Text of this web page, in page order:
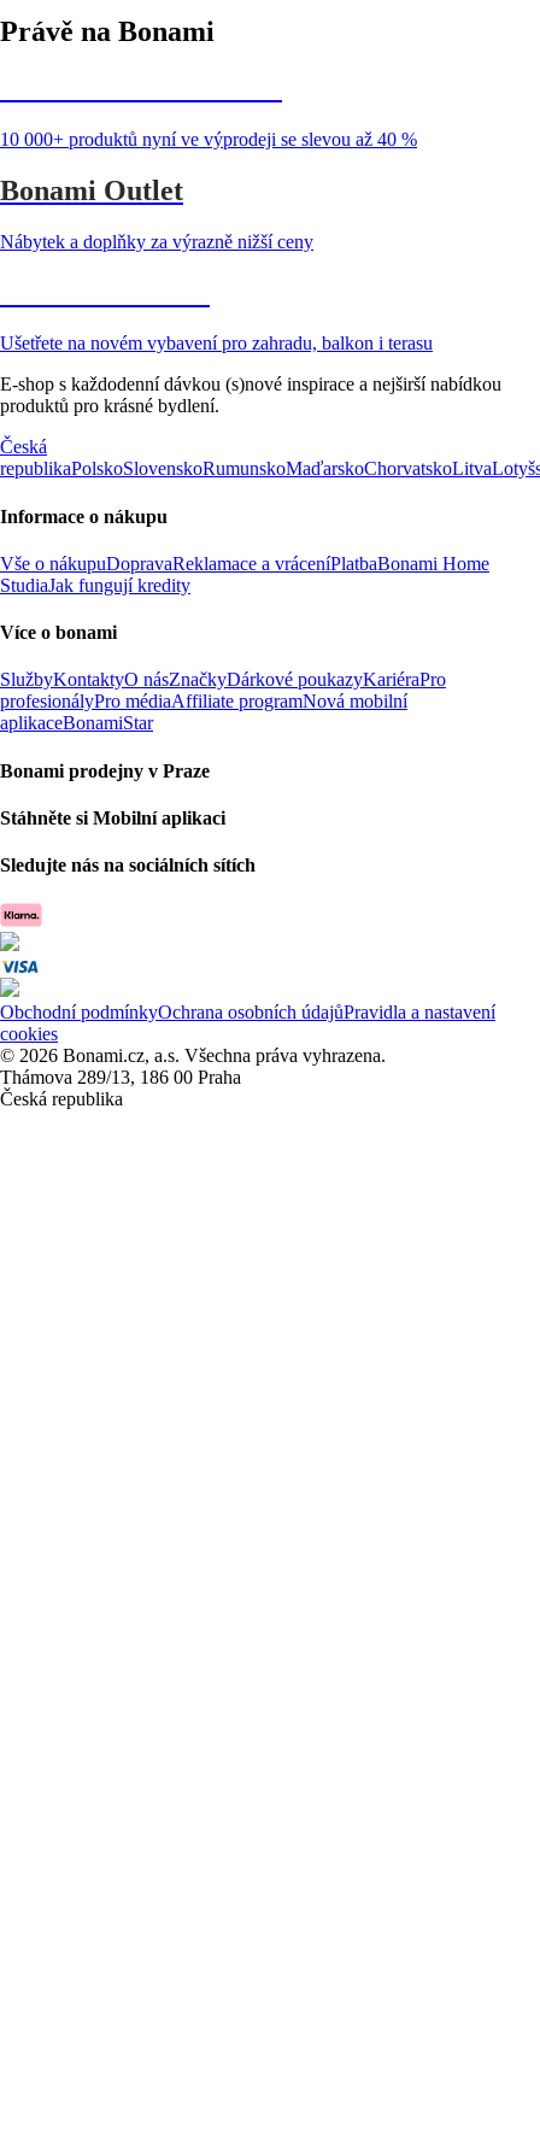
Právě na Bonami
10 000+ produktů nyní ve výprodeji se slevou až 40 %
Bonami Outlet
Nábytek a doplňky za výrazně nižší ceny
Ušetřete na novém vybavení pro zahradu, balkon i terasu
E-shop s každodenní dávkou (s)nové inspirace a nejširší nabídkou
produktů pro krásné bydlení.
Česká
republikaPolskoSlovenskoRumunskoMaďarskoChorvatskoLitva
Informace o nákupu
Vše o nákupuDopravaReklamace a vráceníPlatbaBonami Home
StudiaJak fungují kredity
Více o bonami
SlužbyKontaktyO násZnačkyDárkové poukazyKariéraPro
profesionályPro médiaAffiliate programNová mobilní
aplikaceBonamiStar
Bonami prodejny v Praze
Stáhněte si Mobilní aplikaci
Sledujte nás na sociálních sítích
Obchodní podmínkyOchrana osobních údajůPravidla a nastavení
cookies
© 2026 Bonami.cz, a.s. Všechna práva vyhrazena.
Thámova 289/13, 186 00 Praha
Česká republika